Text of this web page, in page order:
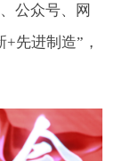
公众号、网
先进制造”，